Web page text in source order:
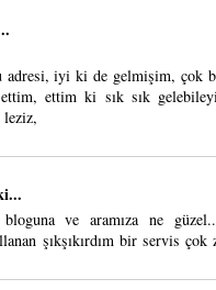
iyi ki de gelmişim, çok
ettim ki sık sık
leziz,
ve aramıza ne
şıkşıkırdım bir servis çok